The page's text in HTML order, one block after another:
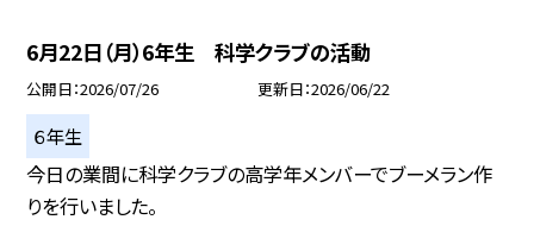
6月22日（月）6年生 科学クラブの活動
公開日 2026/07/26 更新日 2026/06/22
６年生
今日の業間に科学クラブの高学年メンバーでブーメラン作
りを行いました。